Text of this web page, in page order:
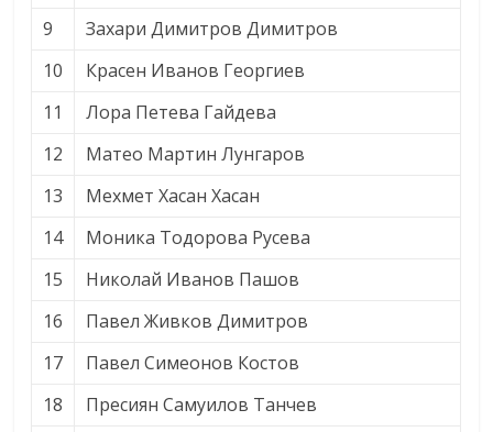
9
Захари Димитров Димитров
10
Красен Иванов Георгиев
11
Лора Петева Гайдева
12
Матео Мартин Лунгаров
13
Мехмет Хасан Хасан
14
Моника Тодорова Русева
15
Николай Иванов Пашов
16
Павел Живков Димитров
17
Павел Симеонов Костов
18
Пресиян Самуилов Танчев